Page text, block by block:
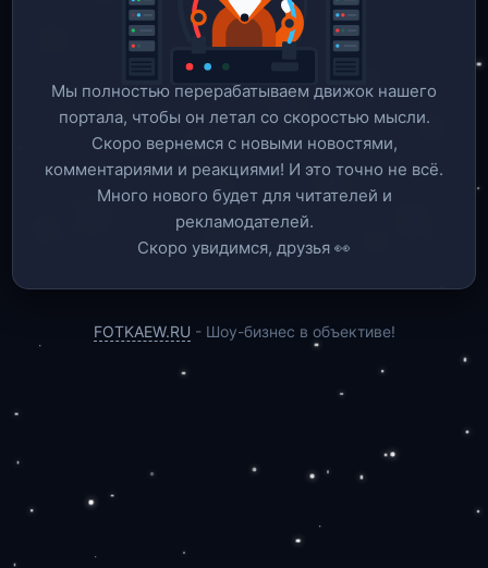
Мы полностью перерабатываем движок нашего
портала, чтобы он летал со скоростью мысли.
Скоро вернемся c новыми новостями,
комментариями и реакциями! И это точно не всё.
Много нового будет для читателей и
рекламодателей.
Скоро увидимся, друзья 👀
FOTKAEW.RU - Шоу-бизнес в объективе!